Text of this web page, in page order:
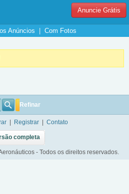
Anuncie Grátis
Anúncios Com Fotos
Refinar
Registrar Contato
completa
- Todos os direitos reservados.